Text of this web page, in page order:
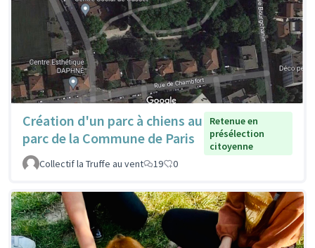
Création d'un parc à chiens au
parc de la Commune de Paris
Retenue en
présélection
citoyenne
Collectif la Truffe au vent
19 0